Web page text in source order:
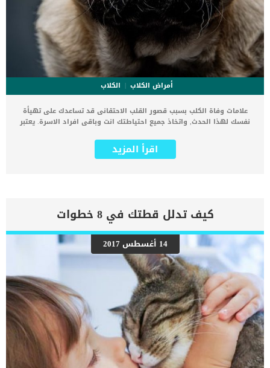
أمراض الكلاب
الكلاب
علامات وفاة الكلب بسبب قصور القلب الاحتقانى قد تساعدك على تهيأة
نفسك لهذا الحدث, واتخاذ جميع احتياطتك انت وباقى افراد الاسرة. يعتبر
يتعرض لها جميع الكائنات الحية بما فى ذلك الكلاب والقطط. كما ان القلب
يعتبر عضوا رئيسيا فى جسم الكلاب, واى قصور به يعتبر قصور فى باقى
اعراض وعلامات تضخم القلب عند الكلاب فى هذا المقال سنطلعك على
بعض العلامات التي تشير إلى أن كلبك قد اقترب من مرحلة يحتافيها إلى
رعاية المسنين أو قد تفكر في القتل الرحيم. يمكننا اختصار هذه العلامات
على شكل مجموعة من المراحل التى يتدرجها الكلب الى ان يصل الى
النهاية. اهم علامات وفاة الكلاب بسبب قصور القلب الاحتقانى كما ذكرنا
ستكون هذه العلامات عبارة عن مراحل متدرجة الى المرحلة الاخيرة وهى
الوفاة. _المرحلة الاولى, تظهر ان الكلب معرض لخطر الإصابة بسرطان
القلب ، ولكن ليس لديه أعراض ولا تغييرات في القلب. _المرحلة
الثانية,يعاني الكلب […]
اقرأ المزيد
كيف تدلل قطتك في 8 خطوات
14 أغسطس 2017